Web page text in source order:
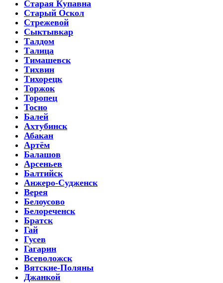
Старая Купавна
Старый Оскол
Стрежевой
Сыктывкар
Талдом
Талица
Тимашевск
Тихвин
Тихорецк
Торжок
Торопец
Тосно
Балей
Ахтубинск
Абакан
Артём
Балашов
Арсеньев
Балтийск
Анжеро-Судженск
Верея
Белоусово
Белореченск
Братск
Гай
Гусев
Гагарин
Всеволожск
Вятские-Поляны
Джанкой